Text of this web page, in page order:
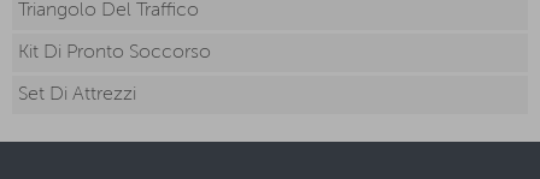
Triangolo Del Traffico
Kit Di Pronto Soccorso
Set Di Attrezzi